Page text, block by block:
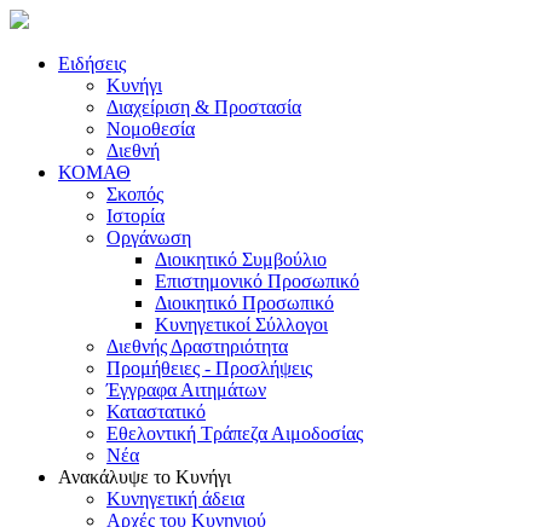
Ειδήσεις
Κυνήγι
Διαχείριση & Προστασία
Νομοθεσία
Διεθνή
ΚΟΜΑΘ
Σκοπός
Ιστορία
Οργάνωση
Διοικητικό Συμβούλιο
Επιστημονικό Προσωπικό
Διοικητικό Προσωπικό
Κυνηγετικοί Σύλλογοι
Διεθνής Δραστηριότητα
Προμήθειες - Προσλήψεις
Έγγραφα Αιτημάτων
Καταστατικό
Εθελοντική Τράπεζα Αιμοδοσίας
Νέα
Ανακάλυψε το Κυνήγι
Κυνηγετική άδεια
Αρχές του Κυνηγιού